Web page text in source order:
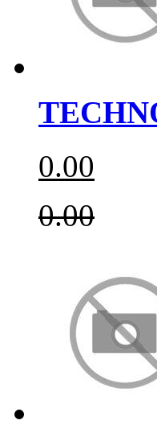
0.00
0.00